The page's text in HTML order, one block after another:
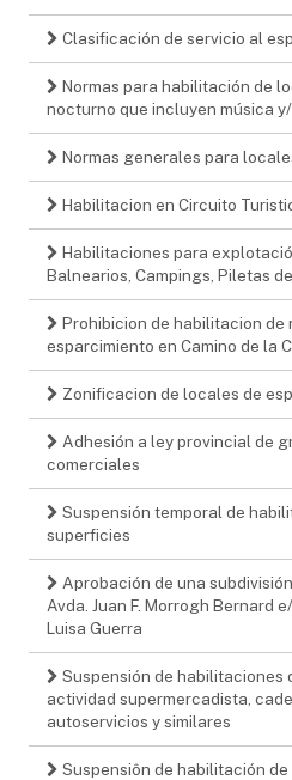
Clasificación de servicio al
Normas para habilitación de
nocturno que incluyen música
Normas generales para
Habilitacion en Circuito
Habilitaciones para
Balnearios, Campings, Piletas
Prohibicion de habilitacion de
esparcimiento en Camino de la
Zonificacion de locales de
Adhesión a ley provincial de
comerciales
Suspensión temporal de
superficies
Aprobación de una
Avda. Juan F. Morrogh Bernard
Luisa Guerra
Suspensión de habilitaciones
actividad supermercadista,
autoservicios y similares
Suspensiôn de habilitación